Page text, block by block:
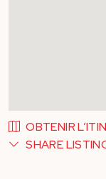
OBTENIR
SHARE